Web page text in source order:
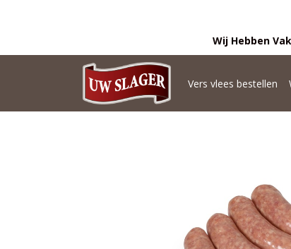
Wij Hebben
Vers vlees bestellen